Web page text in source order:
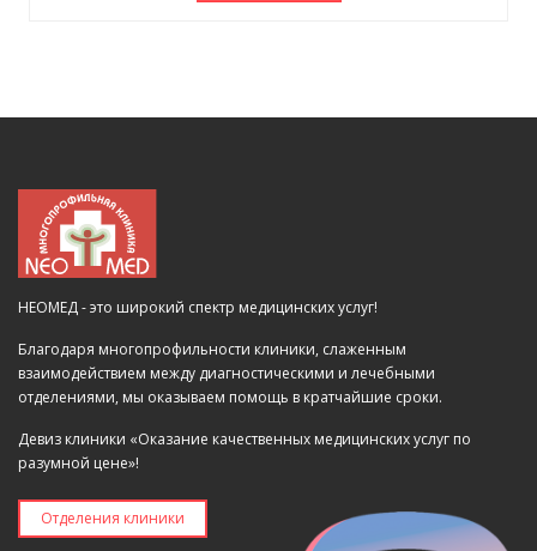
НЕОМЕД - это широкий спектр медицинских услуг!
Благодаря многопрофильности клиники, слаженным
взаимодействием между диагностическими и лечебными
отделениями, мы оказываем помощь в кратчайшие сроки.
Девиз клиники «Оказание качественных медицинских услуг по
разумной цене»!
Отделения клиники